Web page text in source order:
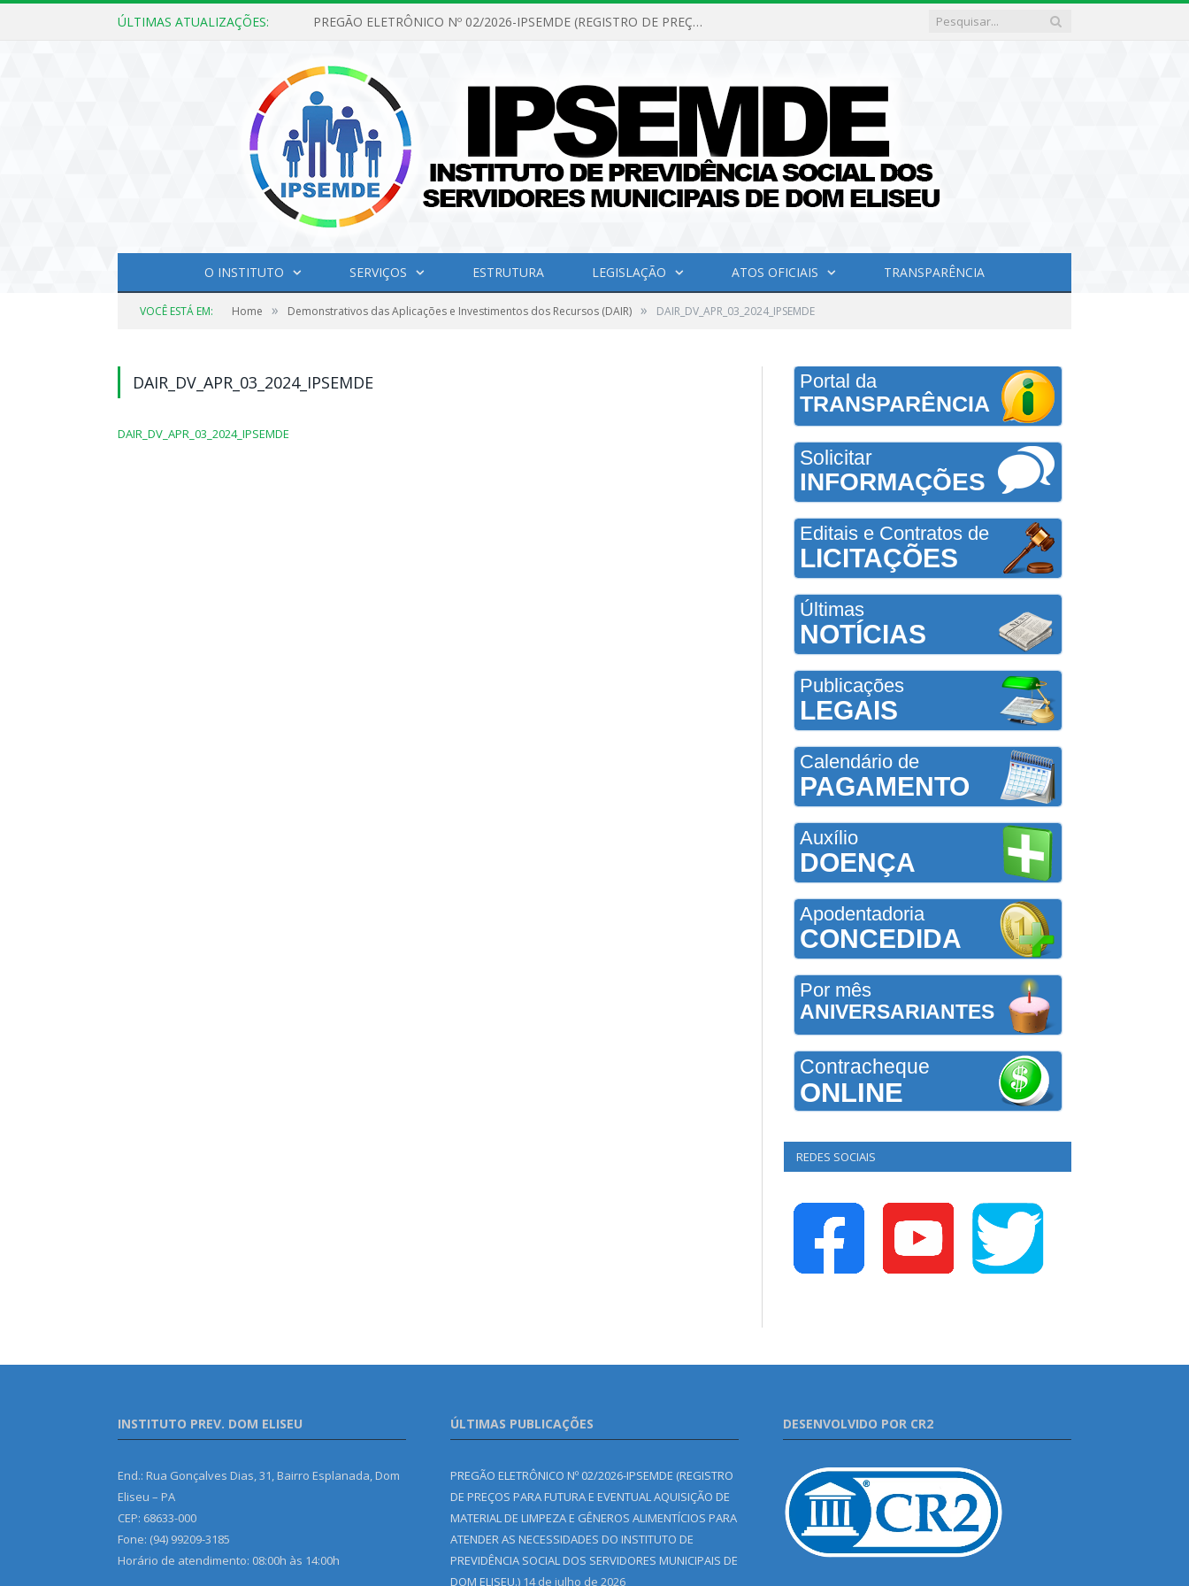
ÚLTIMAS ATUALIZAÇÕES: PREGÃO ELETRÔNICO Nº 02/2026-IPSEMDE (REGISTRO DE PREÇOS PARA FUTURA E EVENTUAL AQUISIÇÃO DE MATERIAL DE LIMPEZA E GÊNEROS ALIMENTÍCIOS PARA ATENDER AS NECESSIDADES DO INSTITUTO DE PREVIDÊNCIA SOCIAL DOS SERVIDORES MUNICIPAIS DE DOM ELISEU.)
O INSTITUTO SERVIÇOS ESTRUTURA LEGISLAÇÃO ATOS OFICIAIS TRANSPARÊNCIA
VOCÊ ESTÁ EM: Home » Demonstrativos das Aplicações e Investimentos dos Recursos (DAIR) » DAIR_DV_APR_03_2024_IPSEMDE
DAIR_DV_APR_03_2024_IPSEMDE
DAIR_DV_APR_03_2024_IPSEMDE
Portal da
TRANSPARÊNCIA
Solicitar
INFORMAÇÕES
Editais e Contratos de
LICITAÇÕES
Últimas
NOTÍCIAS
Publicações
LEGAIS
Calendário de
PAGAMENTO
Auxílio
DOENÇA
Apodentadoria
CONCEDIDA
Por mês
ANIVERSARIANTES
Contracheque
ONLINE
REDES SOCIAIS
INSTITUTO PREV. DOM ELISEU
End.: Rua Gonçalves Dias, 31, Bairro Esplanada, Dom
Eliseu – PA
CEP: 68633-000
Fone: (94) 99209-3185
Horário de atendimento: 08:00h às 14:00h
ÚLTIMAS PUBLICAÇÕES
PREGÃO ELETRÔNICO Nº 02/2026-IPSEMDE (REGISTRO
DE PREÇOS PARA FUTURA E EVENTUAL AQUISIÇÃO DE
MATERIAL DE LIMPEZA E GÊNEROS ALIMENTÍCIOS PARA
ATENDER AS NECESSIDADES DO INSTITUTO DE
PREVIDÊNCIA SOCIAL DOS SERVIDORES MUNICIPAIS DE
DOM ELISEU.) 14 de julho de 2026
DESENVOLVIDO POR CR2